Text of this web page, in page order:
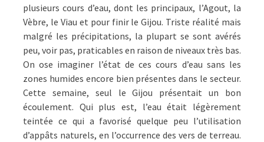
plusieurs cours d’eau, dont les principaux, l’Agout, la
Vèbre, le Viau et pour finir le Gijou. Triste réalité mais
malgré les précipitations, la plupart se sont avérés
peu, voir pas, praticables en raison de niveaux très bas.
On ose imaginer l’état de ces cours d’eau sans les
zones humides encore bien présentes dans le secteur.
Cette semaine, seul le Gijou présentait un bon
écoulement. Qui plus est, l’eau était légèrement
teintée ce qui a favorisé quelque peu l’utilisation
d’appâts naturels, en l’occurrence des vers de terreau.